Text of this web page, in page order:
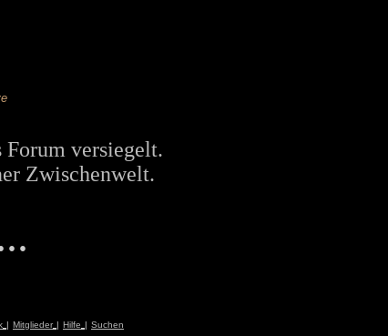
Forum versiegelt.
Zwischenwelt.
| Mitglieder | Hilfe | Suchen